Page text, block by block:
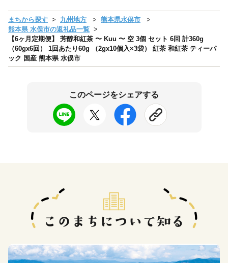
まちから探す 九州地方
熊本県水俣市
熊本県 水俣市の返礼品一覧
【6ヶ月定期便】 芳醇和紅茶 〜 Kuu 〜 空 3個 セット 6回 計360g
（60gx6回） 1回あたり60g （2gx10個入×3袋） 紅茶 和紅茶 ティーパ
ック 国産 熊本県 水俣市
このページをシェアする